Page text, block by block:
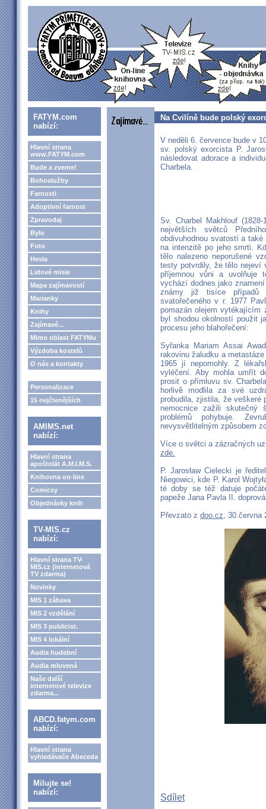
FATYM.com
nabízí:
Hlavní strana
www.FATYM.com
Bude a zveme!
Bohoslužby
Farnosti
Adoptivní farnost
Zpravodaj
Bylo
Foto
Hesla
Lidové misie
Mapa zajímavostí
Marianky
Knihy
Zajímavé...
Mimo oblast FATYMu
Výzdoba kostelů
O nás a kontakty
Personalizace
15 nejčtenějších
AMIMS.net
nabízí:
Hlavní strana
apoštolát A.M.I.M.S.
Knihovna on-line
Comicsy
Objednávky knih
TV-MIS.cz
nabízí:
Hlavní strana TV-
MIS.cz (internetová
TV zdarma)
Novinky
MIS 1 zábava
MIS 2 vzdělání
MIS 3 publicist.
MIS 4 lokální
Audia hudební
Audia mluvená
Naše další
internetové televize
zdarma...
ABCD.fatym.com
nabízí:
Hlavní strana
vyhledávače Abeceda
Milujte se!
nabízí:
Na Cvilíně bude polský
V neděli 6. července bude v
sv. polský exorcista P.
následovat adorace a
Charbela.
Sv. Charbel Makhlouf
největších světců
obdivuhodnou svatostí a
na intenzitě po jeho smrti.
tělo nalezeno neporušené
testy potvrdily, že tělo nejeví
příjemnou vůni a uvolňuje
vychází dodnes jako
známy již tisíce případů
svatořečeného v r. 1977
pomazán olejem vytékajícím
byl shodou okolností použit
procesu jeho blahořečení:
Syřanka Mariam Assai
rakovinu žaludku a
1965 jí nepomohly. Z
vyléčení. Aby mohla umřít
prosit o přímluvu sv.
horlivě modlila za své
probudila, zjistila, že
nemocnice zažili
problémů pohybuje.
nevysvětlitelným způsobem
Více o světci a zázračných
zde.
P. Jarosław Cielecki je
Niegowici, kde P. Karol
té doby se též datuje
papeže Jana Pavla II.
Převzato z doo.cz, 30.června
Sdílet